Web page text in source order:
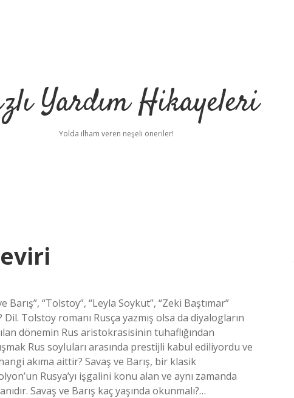
Yardım Hikayeleri
Yolda ilham veren neşeli öneriler!
“Tolstoy”, “Leyla Soykut”, “Zeki Baştımar”
Tolstoy romanı Rusça yazmış olsa da diyalogların
dönemin Rus aristokrasisinin tuhaflığından
Rus soyluları arasında prestijli kabul ediliyordu ve
akıma aittir? Savaş ve Barış, bir klasik
Rusya’yı işgalini konu alan ve aynı zamanda
Savaş ve Barış kaç yaşında okunmalı?…